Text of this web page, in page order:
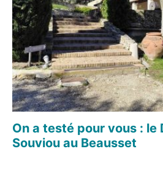
On a testé pour vous : le
Souviou au Beausset